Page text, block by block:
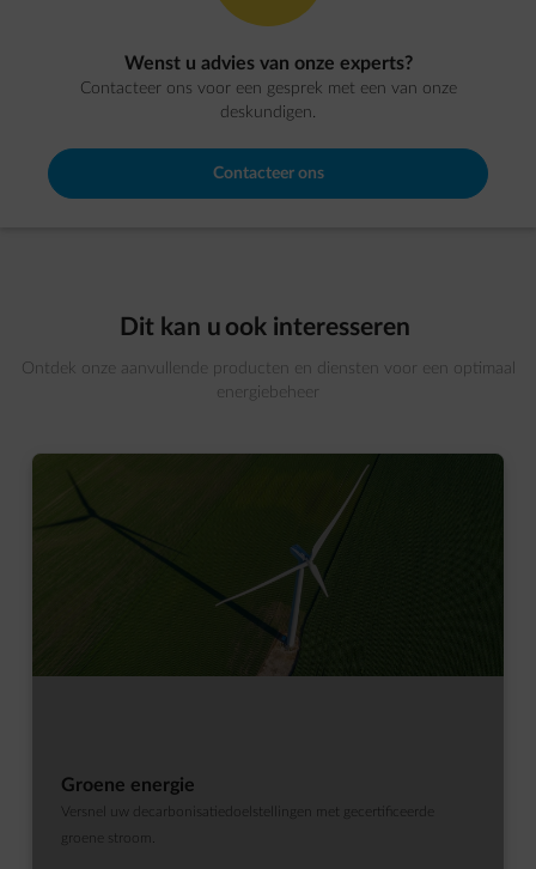
Wenst u advies van onze experts?
Contacteer ons voor een gesprek met een van onze
deskundigen.
Contacteer ons
Dit kan u ook interesseren
Ontdek onze aanvullende producten en diensten voor een optimaal
energiebeheer
Groene energie
Versnel uw decarbonisatiedoelstellingen met gecertificeerde
groene stroom.